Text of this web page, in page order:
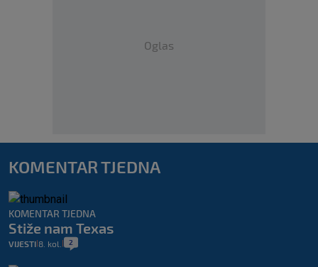
Oglas
KOMENTAR TJEDNA
KOMENTAR TJEDNA
Stiže nam Texas
VIJESTI 8. kol. 2